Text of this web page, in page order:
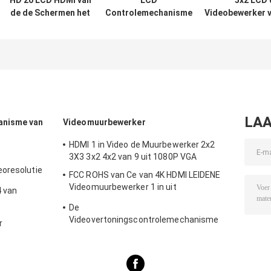
de de Schermen het
Controlemechanisme
Videobewerker
USB HDMI
van
van
Videomuurbewerker
HDMI 1 in Video de Muurbewerker 2x2
3X3 3x2 4x2 van 9 uit 1080P VGA
FCC ROHS van Ce van 4K HDMI LEIDENE
Videomuurbewerker 1 in uit
De
Videovertoningscontrolemechanisme